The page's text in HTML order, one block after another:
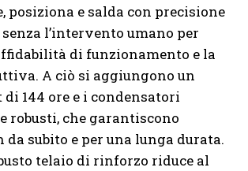
posiziona e salda con precisione
l’intervento umano per
di funzionamento e la
A ciò si aggiungono un
144 ore e i condensatori
robusti, che garantiscono
subito e per una lunga durata.
telaio di rinforzo riduce al